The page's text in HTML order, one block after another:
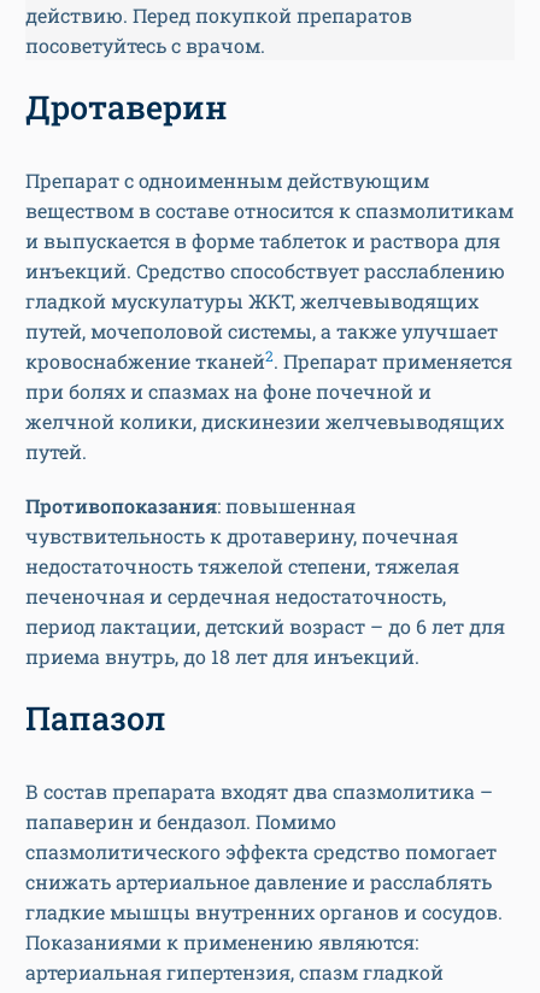
действию. Перед покупкой препаратов
посоветуйтесь с врачом.
Дротаверин
Препарат с одноименным действующим
веществом в составе относится к спазмолитикам
и выпускается в форме таблеток и раствора для
инъекций. Средство способствует расслаблению
гладкой мускулатуры ЖКТ, желчевыводящих
путей, мочеполовой системы, а также улучшает
кровоснабжение тканей2. Препарат применяется
при болях и спазмах на фоне почечной и
желчной колики, дискинезии желчевыводящих
путей.
Противопоказания: повышенная
чувствительность к дротаверину, почечная
недостаточность тяжелой степени, тяжелая
печеночная и сердечная недостаточность,
период лактации, детский возраст – до 6 лет для
приема внутрь, до 18 лет для инъекций.
Папазол
В состав препарата входят два спазмолитика –
папаверин и бендазол. Помимо
спазмолитического эффекта средство помогает
снижать артериальное давление и расслаблять
гладкие мышцы внутренних органов и сосудов.
Показаниями к применению являются:
артериальная гипертензия, спазм гладкой